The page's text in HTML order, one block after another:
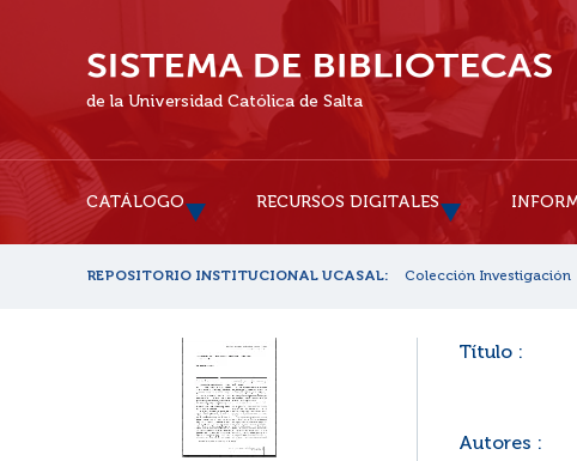
de la Universidad Católica de Salta
CATÁLOGO RECURSOS DIGITALES
REPOSITORIO INSTITUCIONAL UCASAL: Colección Investigación
Título :
Autores :